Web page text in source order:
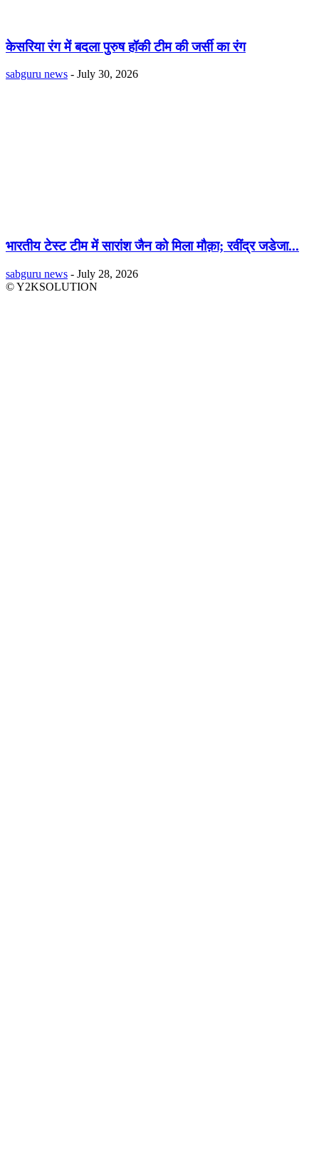
केसरिया रंग में बदला पुरुष हॉकी टीम की जर्सी का रंग
sabguru news - July 30, 2026
भारतीय टेस्ट टीम में सारांश जैन को मिला मौक़ा; रवींद्र जडेजा...
sabguru news - July 28, 2026
© Y2KSOLUTION